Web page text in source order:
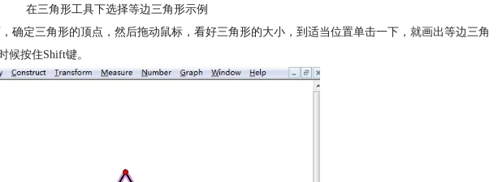
在三角形工具下选择等边三角形示例
确定三角形的顶点，然后拖动鼠标，看好三角形的大小，到适当位置单击一下，就画出等边三角
候按住Shift键。